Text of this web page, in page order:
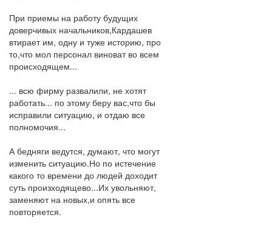
При приемы на работу будущих
доверчивых начальников,Кардашев
втирает им, одну и туже историю, про
то,что мол персонал виноват во всем
происходящем...
... всю фирму развалили, не хотят
работать... по этому беру вас,что бы
исправили ситуацию, и отдаю все
полномочия...
А бедняги ведутся, думают, что могут
изменить ситуацию.Но по истечение
какого то времени до людей доходит
суть произходящево...Их увольняют,
заменяют на новых,и опять все
повторяется.